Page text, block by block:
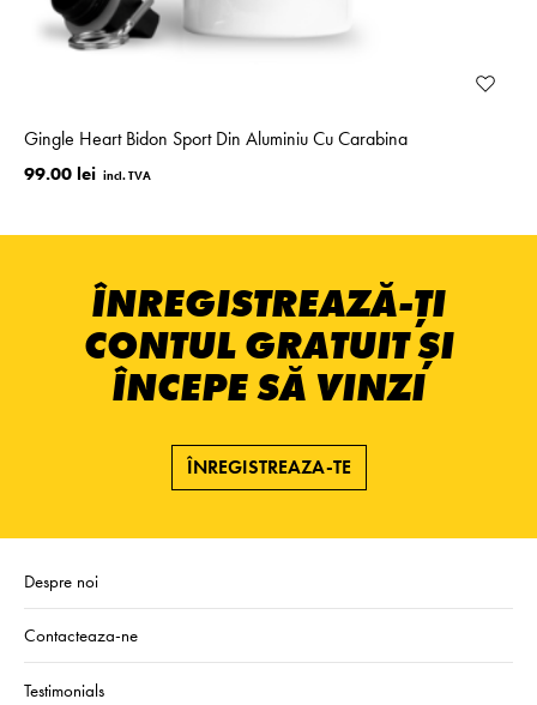
Gingle Heart Bidon Sport Din Aluminiu Cu Carabina
99.00 lei
ÎNREGISTREAZĂ-ȚI
CONTUL GRATUIT ȘI
ÎNCEPE SĂ VINZI
ÎNREGISTREAZA-TE
Despre noi
Contacteaza-ne
Testimonials